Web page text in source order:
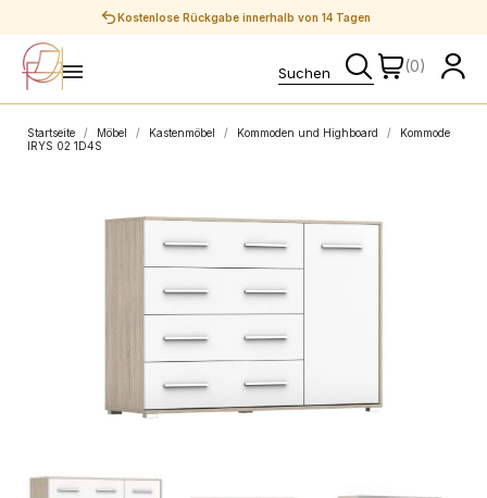
Sichere Zahlungen
(0)
Startseite Möbel Kastenmöbel Kommoden und Highboard
Kommode
IRYS 02 1D4S